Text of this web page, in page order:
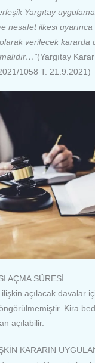
Yargıtay
nesafet ilkesi uyarınca
verilecek kararda
(Yargıtay
1058 T. 21.9.2021)
AÇMA SÜRESİ
ilişkin açılacak davalar
Kira
açılabilir.
KARARIN